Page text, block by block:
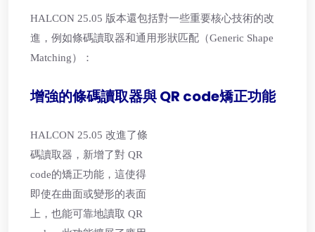
HALCON 25.05 版本還包括對一些重要核心技術的改
進，例如條碼讀取器和通用形狀匹配（Generic Shape
Matching）：
增強的條碼讀取器與 QR code矯正功能
HALCON 25.05 改進了條
碼讀取器，新增了對 QR
code的矯正功能，這使得
即使在曲面或變形的表面
上，也能可靠地讀取 QR